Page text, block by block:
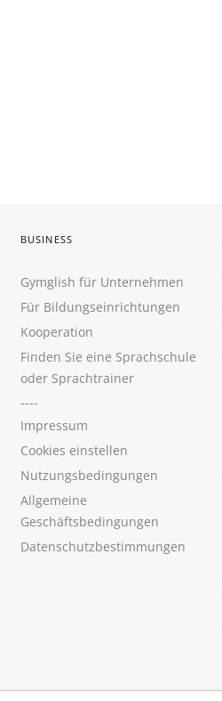
BUSINESS
Gymglish für Unternehmen
Für Bildungseinrichtungen
Kooperation
Finden Sie eine Sprachschule
oder Sprachtrainer
----
Impressum
Cookies einstellen
Nutzungsbedingungen
Allgemeine
Geschäftsbedingungen
Datenschutzbestimmungen